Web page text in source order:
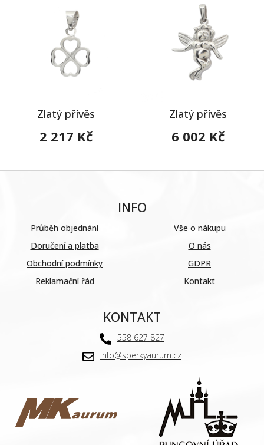
Zlatý přívěs
2 217 Kč
Zlatý přívěs
6 002 Kč
INFO
Průběh objednání
Doručení a platba
Obchodní podmínky
Reklamační řád
Vše o nákupu
O nás
GDPR
Kontakt
KONTAKT
558 627 827
info@sperkyaurum.cz